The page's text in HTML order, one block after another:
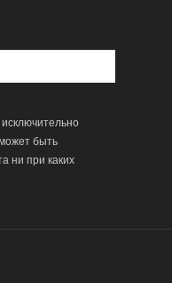
быть
ни при каких